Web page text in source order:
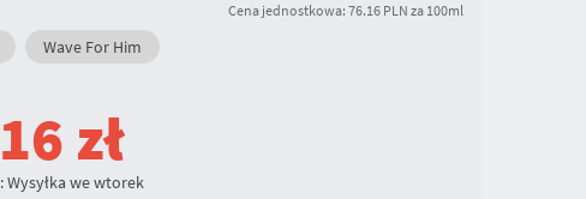
Cena jednostkowa: 76.16 PLN za 100ml
Wave For Him
zł
Wysyłka we wtorek